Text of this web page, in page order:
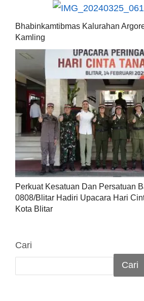
Bhabinkamtibmas Kalurahan
Kamling
Perkuat Kesatuan Dan Persatuan
0808/Blitar Hadiri Upacara Hari
Kota Blitar
Cari
Cari